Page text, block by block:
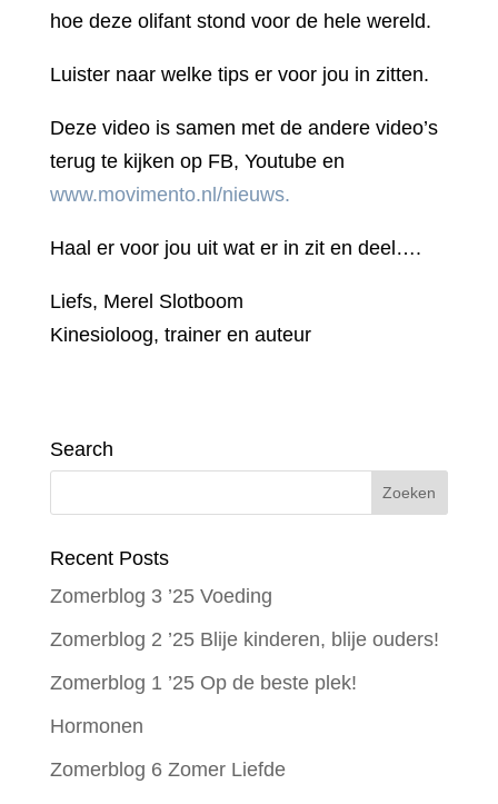
hoe deze olifant stond voor de hele wereld.
Luister naar welke tips er voor jou in zitten.
Deze video is samen met de andere video’s
terug te kijken op FB, Youtube en
www.movimento.nl/nieuws.
Haal er voor jou uit wat er in zit en deel….
Liefs, Merel Slotboom
Kinesioloog, trainer en auteur
Search
Recent Posts
Zomerblog 3 ’25 Voeding
Zomerblog 2 ’25 Blije kinderen, blije ouders!
Zomerblog 1 ’25 Op de beste plek!
Hormonen
Zomerblog 6 Zomer Liefde